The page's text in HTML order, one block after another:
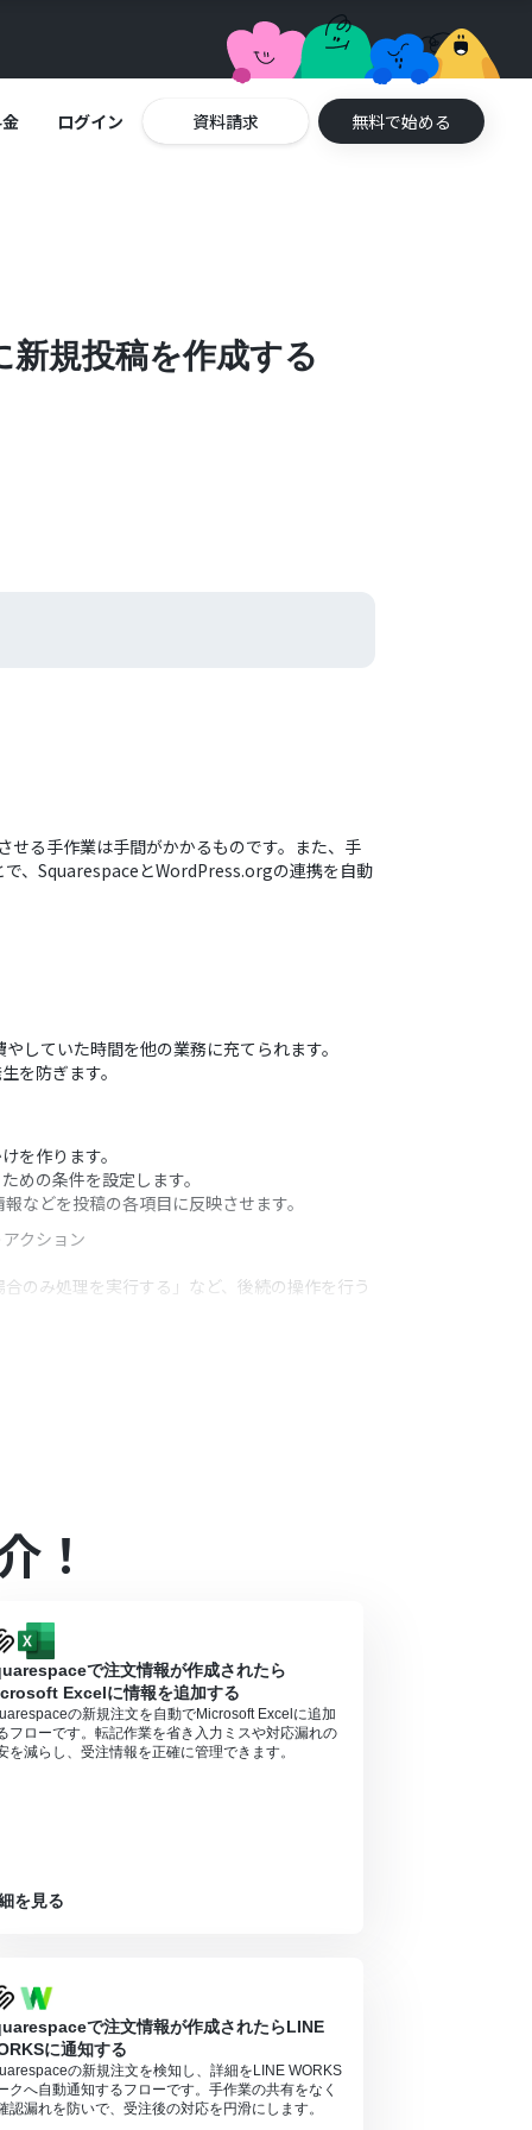
ログイン 資料請求 無料で始める
規投稿を作成する
る手作業は手間がかかるものです。また、手
、SquarespaceとWordPress.orgの連携を自動
していた時間を他の業務に充てられます。
を防ぎます。
を作ります。
めの条件を設定します。
などを投稿の各項目に反映させます。
クション
のみ処理を実行する」など、後続の操作を行う
リや機能（オペレーション）を使用すること
！
で注文情報が作成されたら
Excelに情報を追加する
の新規注文を自動でMicrosoft Excelに追加
フローです。転記作業を省き入力ミスや対応漏れの
を減らし、受注情報を正確に管理できます。
を見る
で注文情報が作成されたらLINE
に通知する
の新規注文を検知し、詳細をLINE WORKS
クへ自動通知するフローです。手作業の共有をなく
認漏れを防いで、受注後の対応を円滑にします。